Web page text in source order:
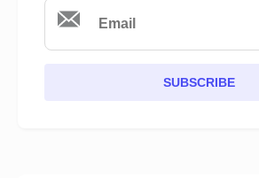
SUBSCRIBE